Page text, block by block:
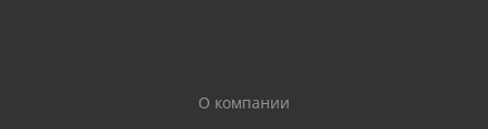
О компании